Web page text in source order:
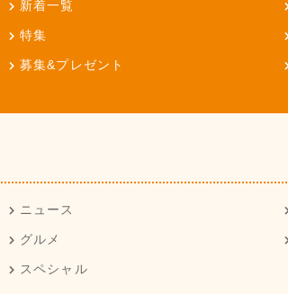
新着一覧
特集
募集&プレゼント
ニュース
グルメ
スペシャル